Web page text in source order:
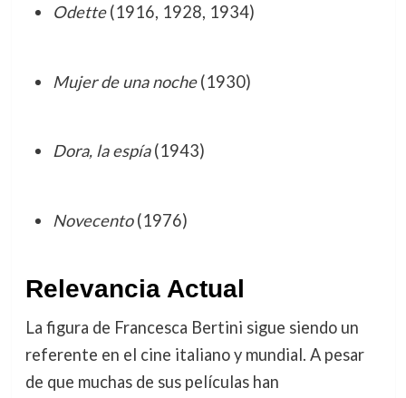
Odette(1916, 1928, 1934)
Mujer de una noche(1930)
Dora, la espía(1943)
Novecento(1976)
Relevancia Actual
La figura de Francesca Bertini sigue siendo un
referente en el cine italiano y mundial. A pesar
de que muchas de sus películas han